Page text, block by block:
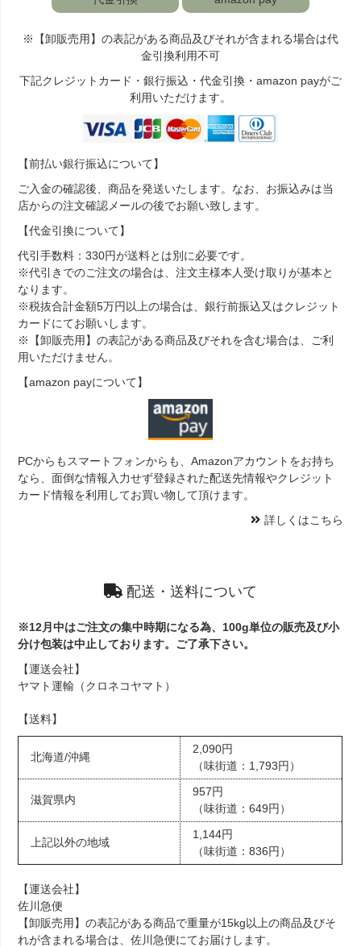
※【卸販売用】の表記がある商品及びそれが含まれる場合は代
金引換利用不可
下記クレジットカード・銀行振込・代金引換・amazon payがご
利用いただけます。
【前払い銀行振込について】
ご入金の確認後、商品を発送いたします。なお、お振込みは当
店からの注文確認メールの後でお願い致します。
【代金引換について】
代引手数料：330円が送料とは別に必要です。
※代引きでのご注文の場合は、注文主様本人受け取りが基本と
なります。
※税抜合計金額5万円以上の場合は、銀行前振込又はクレジット
カードにてお願いします。
※【卸販売用】の表記がある商品及びそれを含む場合は、ご利
用いただけません。
【amazon payについて】
PCからもスマートフォンからも、Amazonアカウントをお持ち
なら、面倒な情報入力せず登録された配送先情報やクレジット
カード情報を利用してお買い物して頂けます。
詳しくはこちら
配送・送料について
※12月中はご注文の集中時期になる為、100g単位の販売及び小
分け包装は中止しております。ご了承下さい。
【運送会社】
ヤマト運輸（クロネコヤマト）
【送料】
北海道/沖縄
2,090円
（味街道：1,793円）
滋賀県内
957円
（味街道：649円）
上記以外の地域
1,144円
（味街道：836円）
【運送会社】
佐川急便
【卸販売用】の表記がある商品で重量が15kg以上の商品及びそ
れが含まれる場合は、佐川急便にてお届けします。